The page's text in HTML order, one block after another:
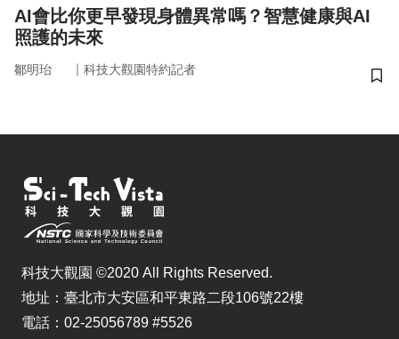
AI會比你更早發現身體異常嗎？智慧健康與AI
照護的未來
鄒明珆 ｜ 科技大觀園特約記者
儲
科技大觀園 ©2020 All Rights Reserved.
地址：臺北市大安區和平東路二段106號22樓
電話：02-25056789 #5526